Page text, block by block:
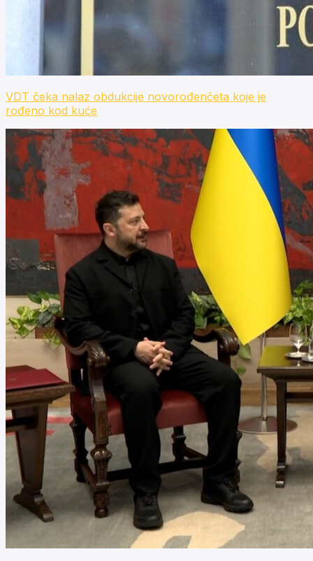
VDT čeka nalaz obdukcije novorođenčeta koje je
rođeno kod kuće